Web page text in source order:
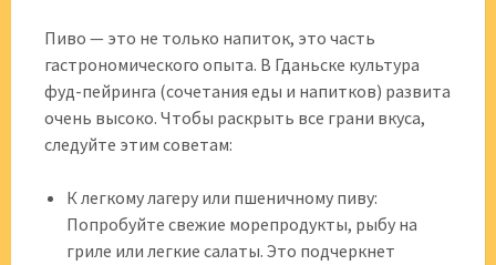
Пиво — это не только напиток, это часть
гастрономического опыта. В Гданьске культура
фуд-пейринга (сочетания еды и напитков) развита
очень высоко. Чтобы раскрыть все грани вкуса,
следуйте этим советам:
К легкому лагеру или пшеничному пиву:
Попробуйте свежие морепродукты, рыбу на
гриле или легкие салаты. Это подчеркнет